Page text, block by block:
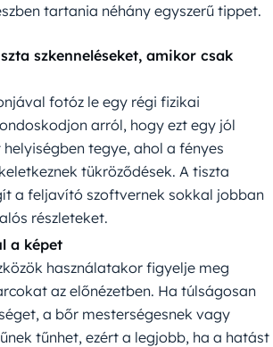
tartania néhány egyszerű tippet.
szkenneléseket, amikor csak
fotóz le egy régi fizikai
arról, hogy ezt egy jól
tegye, ahol a fényes
tükröződések. A tiszta
a feljavító szoftvernek sokkal jobban
részleteket.
a képet
használatakor figyelje meg
az előnézetben. Ha túlságosan
a bőr mesterségesnek vagy
tűnhet, ezért a legjobb, ha a hatást